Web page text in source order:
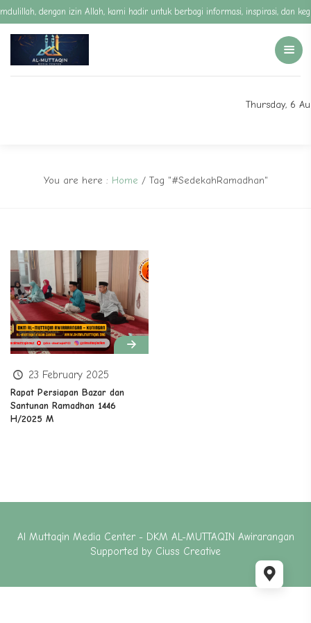
dengan izin Allah, kami hadir untuk berbagi informasi, inspirasi, dan
Thursday, 6
You are here : Home / Tag "#SedekahRamadhan"
23 February 2025
Rapat Persiapan Bazar dan
Santunan Ramadhan 1446
H/2025 M
Al Muttaqin Media Center - DKM AL-MUTTAQIN Awirarangan
Supported by Ciuss Creative